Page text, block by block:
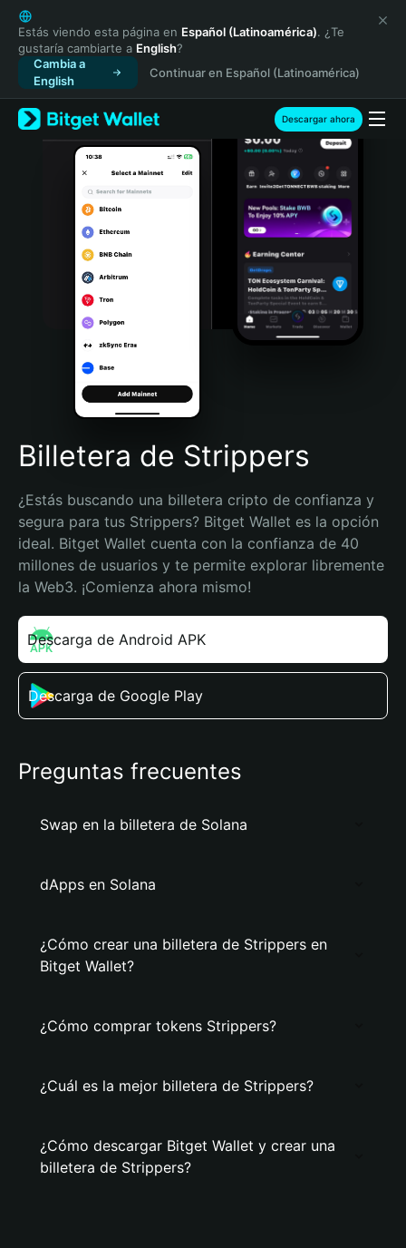
English
日本語
Tiếng Việt
Русский
Español (Latinoamérica)
Türkçe
Italiano
Português (Portugal)
Bahasa Indonesia
Português (Brasil)
Español (Argentina)
Estás viendo esta página en Español (Latinoamérica). ¿Te
gustaría cambiarte a English?
Cambia a
English
Continuar en Español (Latinoamérica)
Descargar ahora
Billetera de Strippers
¿Estás buscando una billetera cripto de confianza y
segura para tus Strippers? Bitget Wallet es la opción
ideal. Bitget Wallet cuenta con la confianza de 40
millones de usuarios y te permite explorar libremente
la Web3. ¡Comienza ahora mismo!
Descarga de Android APK
Descarga de Google Play
Preguntas frecuentes
Swap en la billetera de Solana
dApps en Solana
¿Cómo crear una billetera de Strippers en
Bitget Wallet?
¿Cómo comprar tokens Strippers?
¿Cuál es la mejor billetera de Strippers?
¿Cómo descargar Bitget Wallet y crear una
billetera de Strippers?